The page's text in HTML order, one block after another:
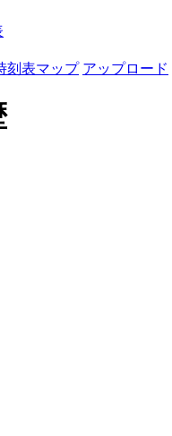
刻表マップ アップロード